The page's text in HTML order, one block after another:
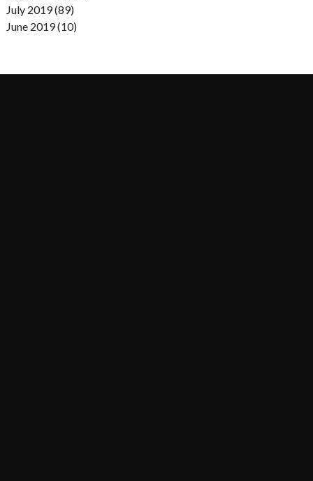
July 2019 (89)
June 2019 (10)